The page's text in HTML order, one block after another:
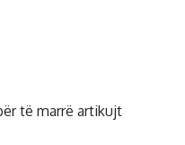
të marrë artikujt